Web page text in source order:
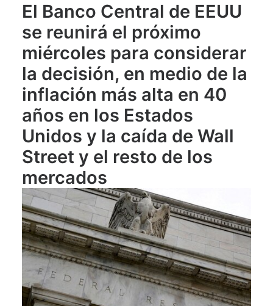
El Banco Central de EEUU
se reunirá el próximo
miércoles para considerar
la decisión, en medio de la
inflación más alta en 40
años en los Estados
Unidos y la caída de Wall
Street y el resto de los
mercados